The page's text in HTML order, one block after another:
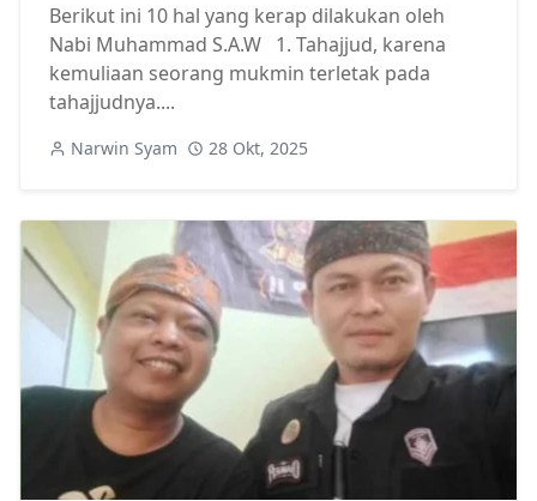
Berikut ini 10 hal yang kerap dilakukan oleh
Nabi Muhammad S.A.W 1.⁠ ⁠Tahajjud, karena
kemuliaan seorang mukmin terletak pada
tahajjudnya....
Narwin Syam 28 Okt, 2025